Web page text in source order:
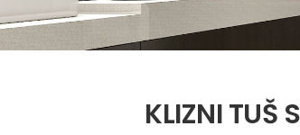
KLIZNI TUŠ